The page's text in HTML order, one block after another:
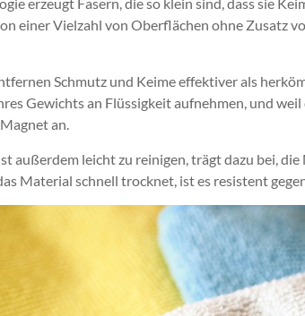
einer Vielzahl von Oberflächen ohne Zusatz
Schmutz und Keime effektiver als
Gewichts an Flüssigkeit aufnehmen, und
an.
außerdem leicht zu reinigen, trägt dazu bei, die
Material schnell trocknet, ist es resistent